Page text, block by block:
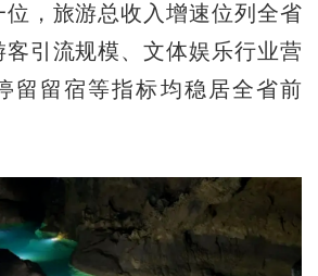
，旅游总收入增速位列全省
引流规模、文体娱乐行业营
留留宿等指标均稳居全省前